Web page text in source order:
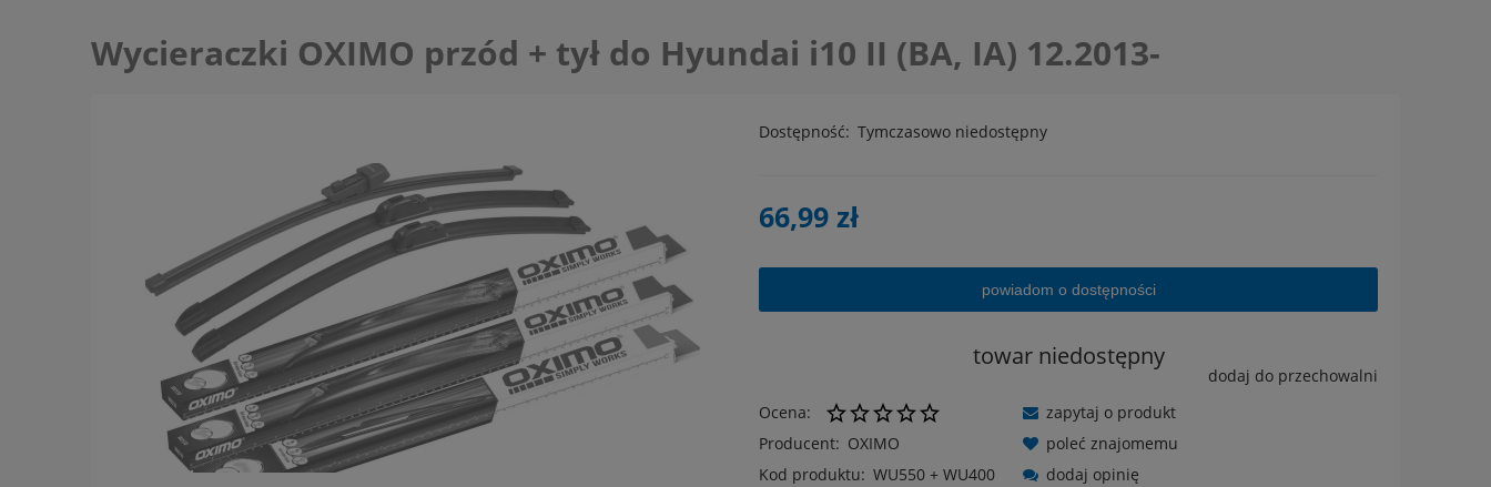
Wycieraczki OXIMO przód + tył do Hyundai i10 II (BA, IA) 12.2013-
Dostępność: Tymczasowo niedostępny
66,99 zł
powiadom o dostępności
towar niedostępny
dodaj do przechowalni
Ocena:
Producent: OXIMO
Kod produktu: WU550 + WU400
zapytaj o produkt
poleć znajomemu
dodaj opinię